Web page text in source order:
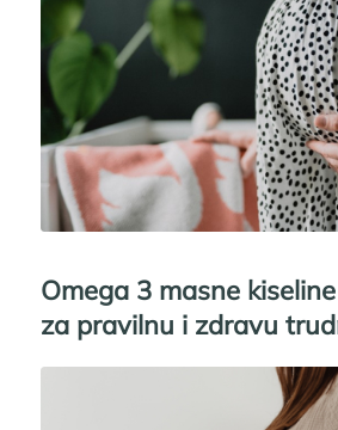
Omega 3 masne
za pravilnu i zdravu